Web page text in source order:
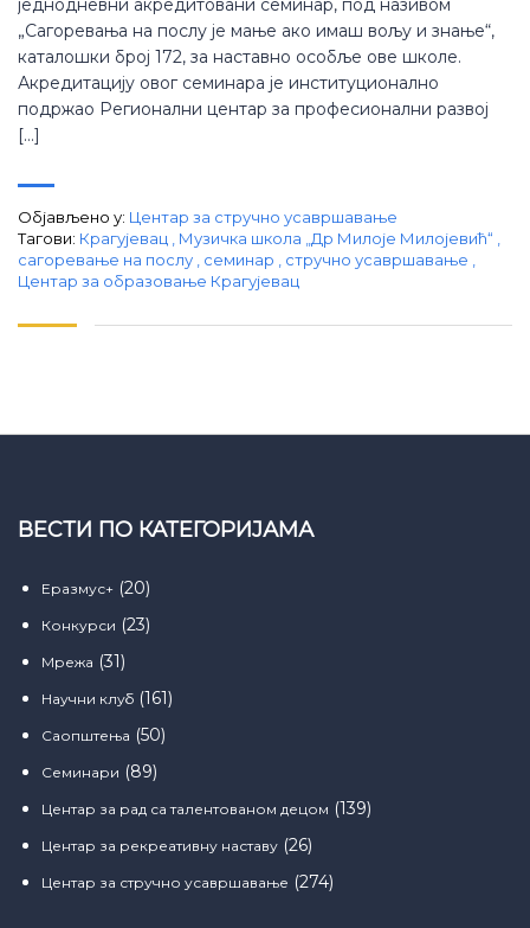
„Сагоревања на послу је мање ако имаш вољу и знање“,
каталошки број 172, за наставно особље ове школе.
Акредитацију овог семинара је институционално
подржао Регионални центар за професионални развој
[…]
Објављено у: Центар за стручно усавршавање
Тагови: Крагујевац Музичка школа „Др Милоје Милојевић“
сагоревање на послу
семинар стручно усавршавање
Центар за образовање Крагујевац
ВЕСТИ ПО КАТЕГОРИЈАМА
Еразмус+ (20)
Конкурси (23)
Мрежа (31)
Научни клуб (161)
Саопштења (50)
Семинари (89)
Центар за рад са талентованом децом (139)
Центар за рекреативну наставу (26)
Центар за стручно усавршавање (274)